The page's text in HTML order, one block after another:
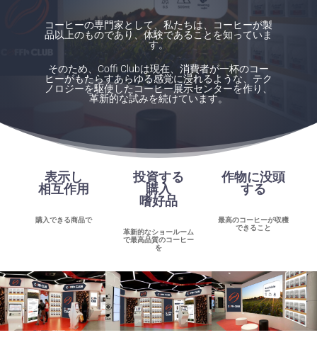
コーヒーの専門家として、私たちは、コーヒーが製
品以上のものであり、体験であることを知っていま
す。
そのため、Coffi Clubは現在、消費者が一杯のコー
ヒーがもたらすあらゆる感覚に浸れるような、テク
ノロジーを駆使したコーヒー展示センターを作り、
革新的な試みを続けています。
表示し
相互作用
購入できる商品で
投資する
購入
嗜好品
革新的なショールーム
で最高品質のコーヒー
を
作物に没頭
する
最高のコーヒーが収穫
できること